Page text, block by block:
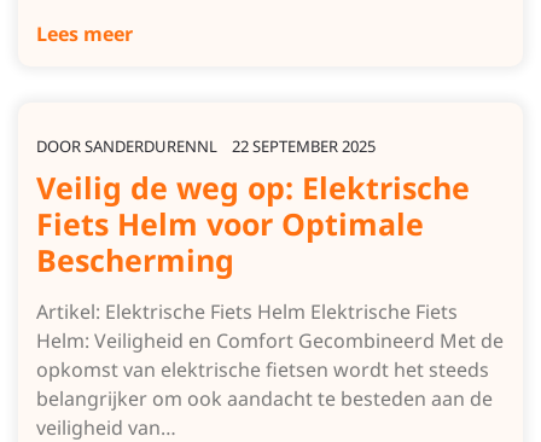
Lees meer
DOORSANDERDURENNL 22 SEPTEMBER 2025
Veilig de weg op: Elektrische
Fiets Helm voor Optimale
Bescherming
Artikel: Elektrische Fiets Helm Elektrische Fiets
Helm: Veiligheid en Comfort Gecombineerd Met de
opkomst van elektrische fietsen wordt het steeds
belangrijker om ook aandacht te besteden aan de
veiligheid van…